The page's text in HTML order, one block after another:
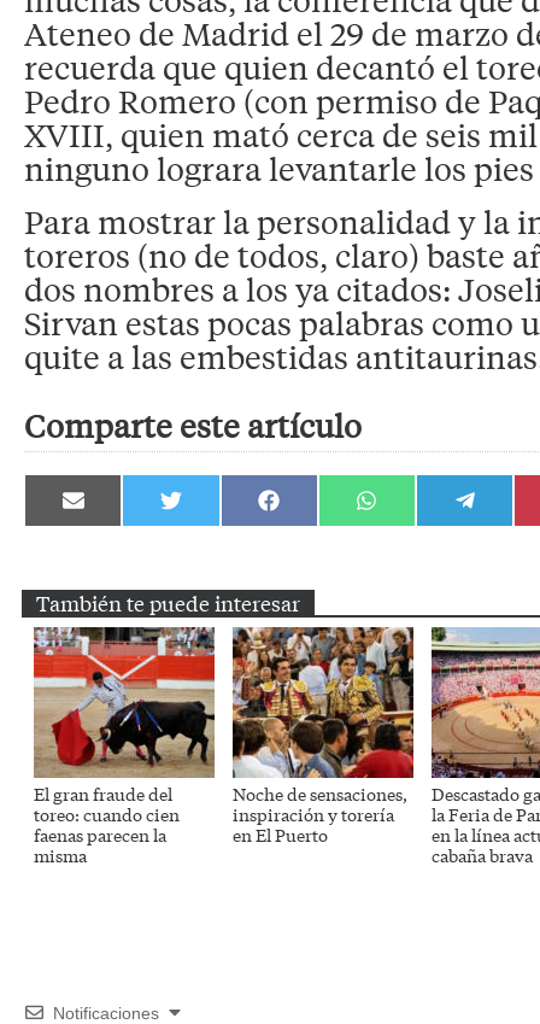
Ateneo de Madrid el 29 de marzo
recuerda que quien decantó el
Pedro Romero (con permiso de
XVIII, quien mató cerca de seis
ninguno lograra levantarle los pies
Para mostrar la personalidad y la
toreros (no de todos, claro) baste
dos nombres a los ya citados:
Sirvan estas pocas palabras como
quite a las embestidas
Comparte este artículo
Compartir
en
Compartir
en
Compartir
en
Compartir
en
Compartir
en
También te puede interesar
El gran fraude del
toreo: cuando cien
faenas parecen la
misma
Noche de sensaciones,
inspiración y torería
en El Puerto
Descastado
la Feria de
en la línea
cabaña brava
Notificaciones